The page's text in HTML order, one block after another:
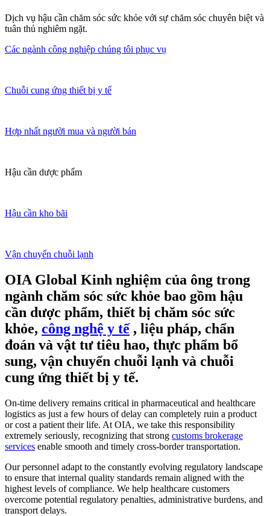
Dịch vụ hậu cần chăm sóc sức khỏe với sự chăm sóc chuyên biệt và
tuân thủ nghiêm ngặt.
Các ngành công nghiệp chúng tôi phục vụ
Chuỗi cung ứng thiết bị y tế
Hợp nhất người mua và người bán
Hậu cần dược phẩm
Hậu cần kho bãi
Vận chuyển chuỗi lạnh
OIA Global Kinh nghiệm của ông trong
ngành chăm sóc sức khỏe bao gồm hậu
cần dược phẩm, thiết bị chăm sóc sức
khỏe, công nghệ y tế, liệu pháp, chẩn
đoán và vật tư tiêu hao, thực phẩm bổ
sung, vận chuyển chuỗi lạnh và chuỗi
cung ứng thiết bị y tế.
On-time delivery remains critical in pharmaceutical and healthcare
logistics as just a few hours of delay can completely ruin a product
or cost a patient their life. At OIA, we take this responsibility
extremely seriously, recognizing that strong customs brokerage
services enable smooth and timely cross-border transportation.
Our personnel adapt to the constantly evolving regulatory landscape
to ensure that internal quality standards remain aligned with the
highest levels of compliance. We help healthcare customers
overcome potential regulatory penalties, administrative burdens, and
transport delays.